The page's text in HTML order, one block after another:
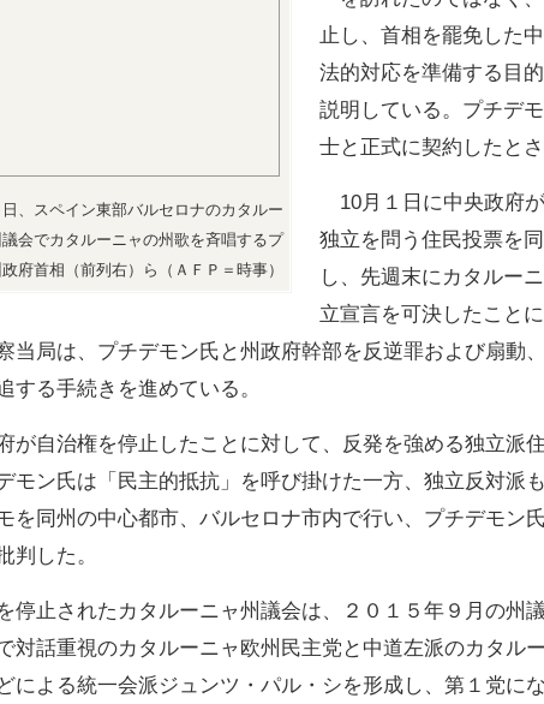
日、スペイン東部バルセロナのカタルー
会でカタルーニャの州歌を斉唱するプ
府首相（前列右）ら（ＡＦＰ＝時事）
止し、首相を罷免した
法的対応を準備する目
説明している。プチデ
士と正式に契約したとさ
10月１日に中央政府
独立を問う住民投票を
し、先週末にカタルー
立宣言を可決したこと
当局は、プチデモン氏と州政府幹部を反逆罪および扇動
する手続きを進めている。
が自治権を停止したことに対して、反発を強める独立派
モン氏は「民主的抵抗」を呼び掛けた一方、独立反対派
を同州の中心都市、バルセロナ市内で行い、プチデモン
判した。
停止されたカタルーニャ州議会は、２０１５年９月の州
対話重視のカタルーニャ欧州民主党と中道左派のカタル
による統一会派ジュンツ・パル・シを形成し、第１党に